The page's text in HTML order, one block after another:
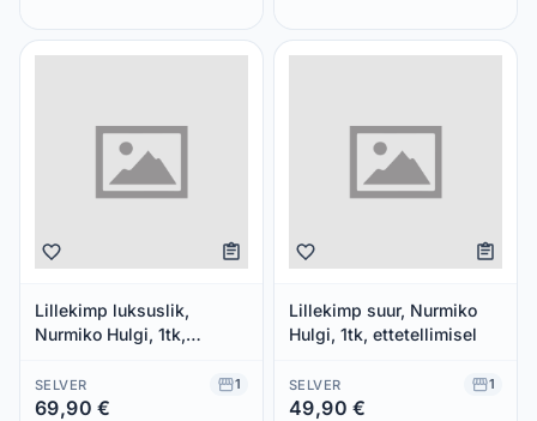
Lillekimp luksuslik,
Nurmiko Hulgi, 1tk,
SELVER 1
69,90 €
Lillekimp suur, Nurmiko
Hulgi, 1tk, ettetellimisel
SELVER 1
49,90 €